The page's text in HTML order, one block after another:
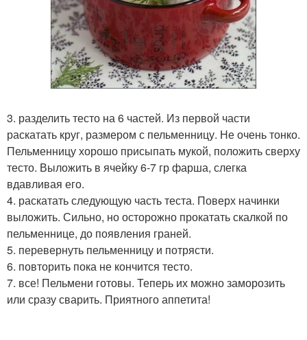
3. разделить тесто на 6 частей. Из первой части
раскатать круг, размером с пельменницу. Не очень тонко.
Пельменницу хорошо присыпать мукой, положить сверху
тесто. Выложить в ячейку 6-7 гр фарша, слегка
вдавливая его.
4. раскатать следующую часть теста. Поверх начинки
выложить. Сильно, но осторожно прокатать скалкой по
пельменнице, до появления граней.
5. перевернуть пельменницу и потрясти.
6. повторить пока не кончится тесто.
7. все! Пельмени готовы. Теперь их можно заморозить
или сразу сварить. Приятного аппетита!